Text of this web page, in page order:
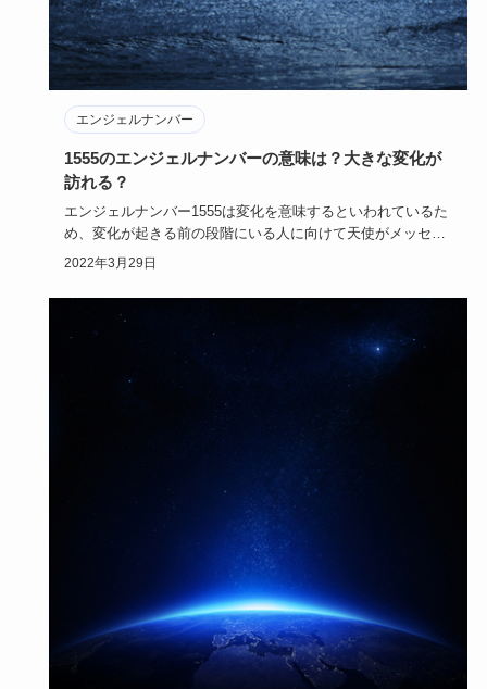
エンジェルナンバー
1555のエンジェルナンバーの意味は？大きな変化が
訪れる？
エンジェルナンバー1555は変化を意味するといわれているた
め、変化が起きる前の段階にいる人に向けて天使がメッセー
ジを送って…
2022年3月29日